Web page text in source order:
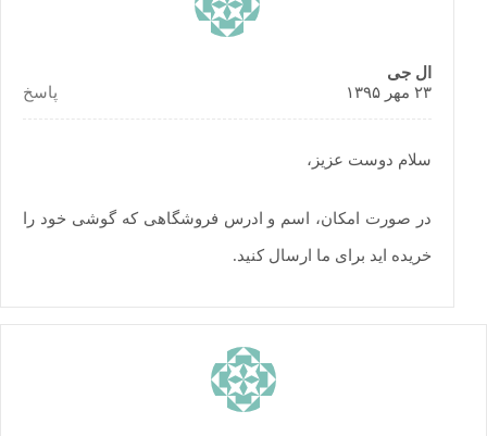
ال جی
۲۳ مهر ۱۳۹۵
پاسخ
سلام دوست عزیز،
در صورت امکان، اسم و ادرس فروشگاهی که گوشی خود را
خریده اید برای ما ارسال کنید.